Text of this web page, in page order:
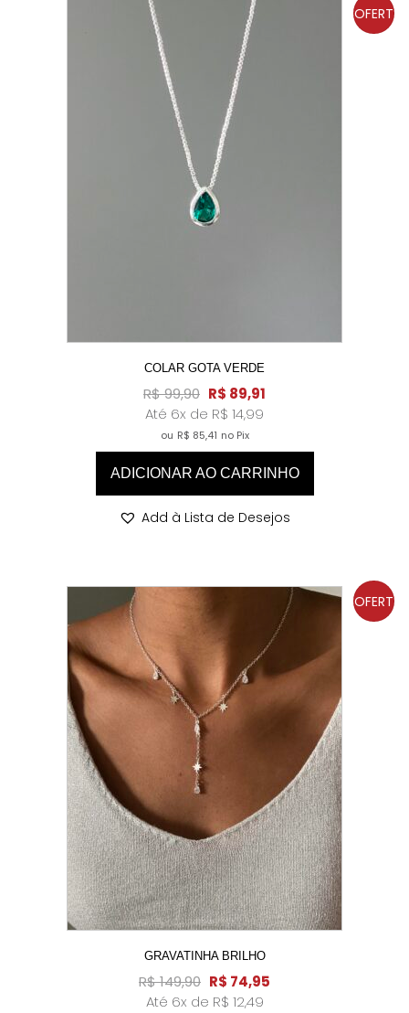
OFERT
COLAR GOTA VERDE
R$99,90 R$ 89,91
Até 6x de R$ 14,99
ou R$ 85,41 no Pix
ADICIONAR AO CARRINHO
Add à Lista de Desejos
OFERT
GRAVATINHA BRILHO
R$149,90 R$ 74,95
Até 6x de R$ 12,49